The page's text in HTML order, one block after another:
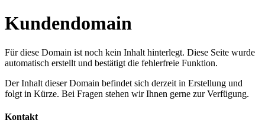
Kundendomain
Für diese Domain ist noch kein Inhalt hinterlegt. Diese Seite wurde
automatisch erstellt und bestätigt die fehlerfreie Funktion.
Der Inhalt dieser Domain befindet sich derzeit in Erstellung und
folgt in Kürze. Bei Fragen stehen wir Ihnen gerne zur Verfügung.
Kontakt